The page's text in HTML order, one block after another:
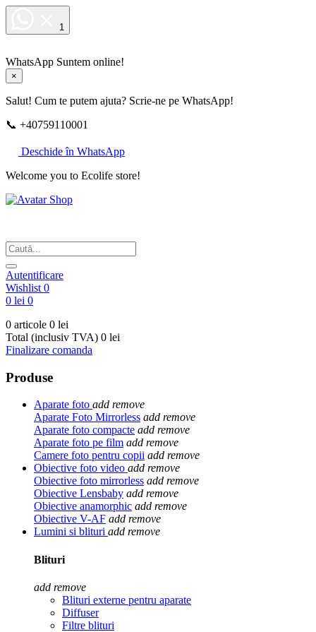
1
WhatsApp Suntem online!
×
Salut! Cum te putem ajuta? Scrie-ne pe WhatsApp!
📞 +40759110001
Deschide în WhatsApp
Welcome you to Ecolife store!
Autentificare
Wishlist 0
0 lei 0
0 articole 0 lei
Total (inclusiv TVA) 0 lei
Finalizare comanda
Produse
Aparate foto add remove
Aparate Foto Mirrorless add remove
Aparate foto compacte add remove
Aparate foto pe film add remove
Camere foto pentru copii add remove
Obiective foto video add remove
Obiective foto mirrorless add remove
Obiective Lensbaby add remove
Obiective anamorphic add remove
Obiective V-AF add remove
Lumini si blituri add remove
Blituri
add remove
Blituri externe pentru aparate
Diffuser
Filtre blituri